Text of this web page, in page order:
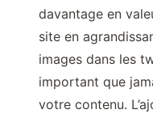
davantage en
site en
images dans les
important que
votre contenu.